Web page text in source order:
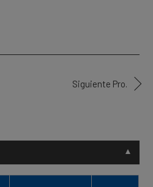
Siguiente Pro.